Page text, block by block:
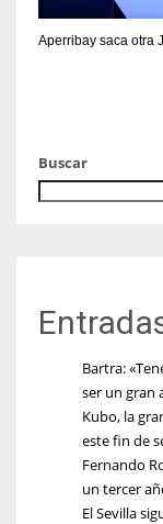
Aperribay saca otra
Buscar
Bartra:
ser un gran
Kubo, la
este fin de
Fernando
un tercer
El Sevilla